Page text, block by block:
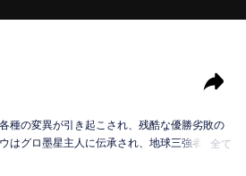
種の変異が引き起こされ、残酷な優勝劣敗の
はグロ墨星主人に伝承され、地球三強者の一
全て